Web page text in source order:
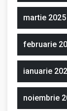
martie 2025
februarie
ianuarie
noiembrie